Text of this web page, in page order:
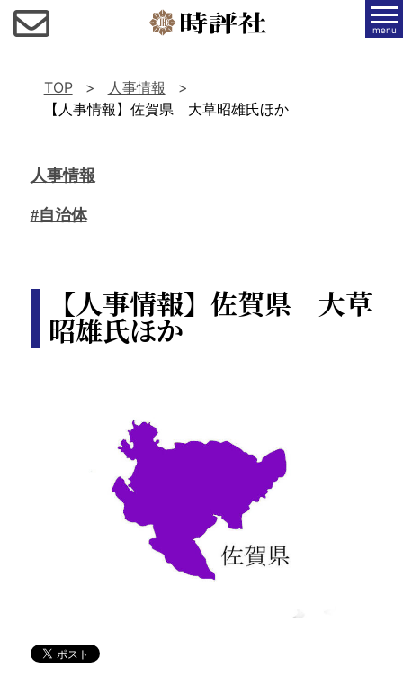
menu
TOP
人事情報
【人事情報】佐賀県 大草昭雄氏ほか
人事情報
#自治体
【人事情報】佐賀県 大草
昭雄氏ほか